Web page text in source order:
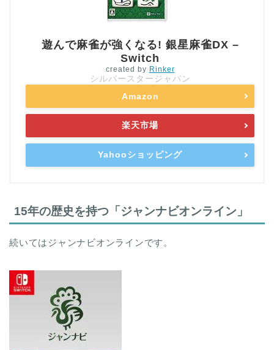
遊んで麻雀が強くなる! 銀星麻雀DX –
Switch
created byRinker
シルバースタージャパン
Amazon
楽天市場
Yahooショッピング
15年の歴史を持つ「ジャンナビオンライン」
続いてはジャンナビオンラインです。